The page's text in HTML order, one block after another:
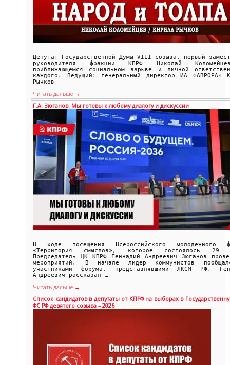
Депутат Государственной Думы VIII созыва, первый
руководителя фракции КПРФ Николай
приближающемся социальном взрыве и личной
каждого. Ведущий: генеральный директор ИА «АВРОРА»
Рычков
Читать дальше →
Г.А. Зюганов: Мы готовы к любому диалогу и дискуссии
В ходе посещения Всероссийского молодежного
«Территория смыслов», которое состоялось 29
Председатель ЦК КПРФ Геннадий Андреевич Зюганов
мероприятий. В начале лидер коммунистов
участниками форума, представлявшими ЛКСМ РФ.
Андреевич рассказал …
Читать дальше →
Список кандидатов в депутаты от КПРФ на выборах в
ФС РФ девятого созыва – 2026